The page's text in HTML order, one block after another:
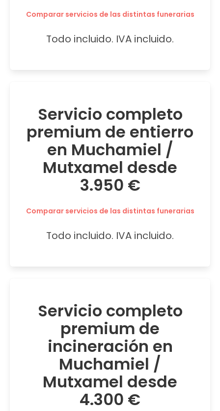
Comparar servicios de las distintas funerarias
Todo incluido. IVA incluido.
Servicio completo
premium de entierro
en Muchamiel /
Mutxamel desde
3.950 €
Comparar servicios de las distintas funerarias
Todo incluido. IVA incluido.
Servicio completo
premium de
incineración en
Muchamiel /
Mutxamel desde
4.300 €